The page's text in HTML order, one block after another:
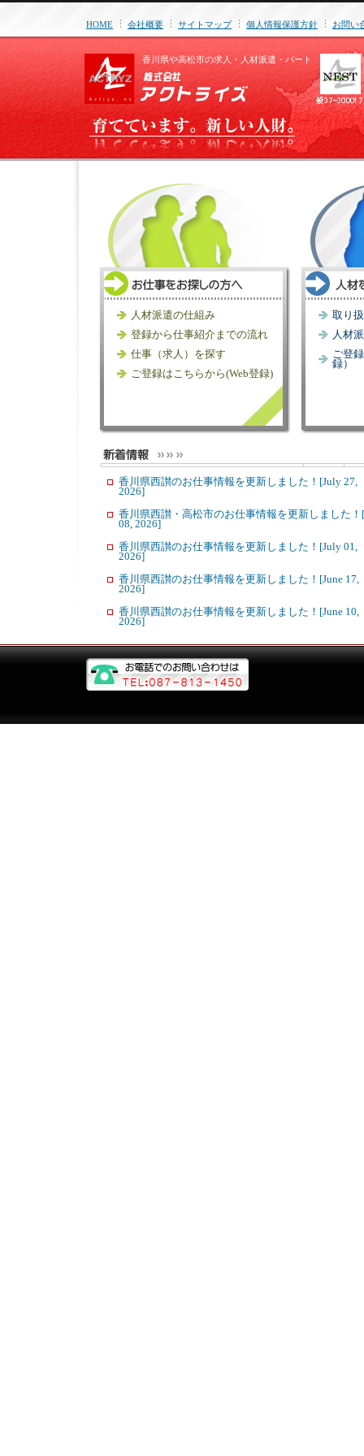
HOME 会社概要 サイトマップ 個人情報保護方針 お問い
香川県や高松市の求人・人材派遣・パート
人材派遣の仕組み
登録から仕事紹介までの流れ
仕事（求人）を探す
ご登録はこちらから(Web登録)
取り
人材
ご登
録）
香川県西讃のお仕事情報を更新しました！[July 27,
2026]
香川県西讃・高松市のお仕事情報を更新しました！
08, 2026]
香川県西讃のお仕事情報を更新しました！[July 01,
2026]
香川県西讃のお仕事情報を更新しました！[June 17,
2026]
香川県西讃のお仕事情報を更新しました！[June 10,
2026]